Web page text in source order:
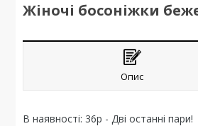
Жіночі босоніжки
Опис
В наявності: 36р - Дві останні пари!